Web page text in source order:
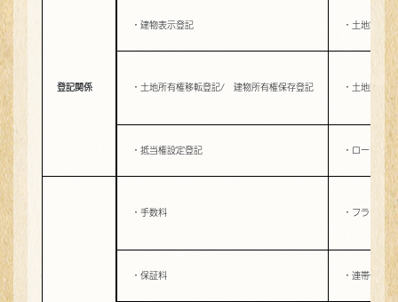
登記関係
・建物表示登記 ・土地家屋
・土地所有権移転登記/ 建物所有権保存登記 ・土地購入
・抵当権設定登記 ・ローン契
・手数料 ・フラット
・保証料 ・連帯保証